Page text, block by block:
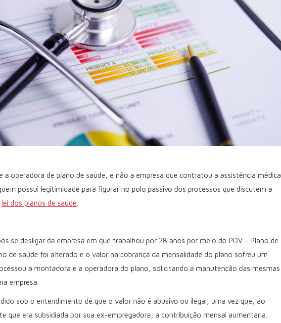
a operadora de plano de saúde, e não a empresa que contratou a assistência médica
possui legitimidade para figurar no polo passivo dos processos que discutem a
lei dos planos de saúde
se desligar da empresa em que trabalhou por 28 anos por meio do PDV – Plano de
de saúde foi alterado e o valor na cobrança da mensalidade do plano sofreu um
a montadora e a operadora do plano, solicitando a manutenção das mesmas
empresa.
sob o entendimento de que o valor não é abusivo ou ilegal, uma vez que, ao
que era subsidiada por sua ex-empregadora, a contribuição mensal aumentaria.